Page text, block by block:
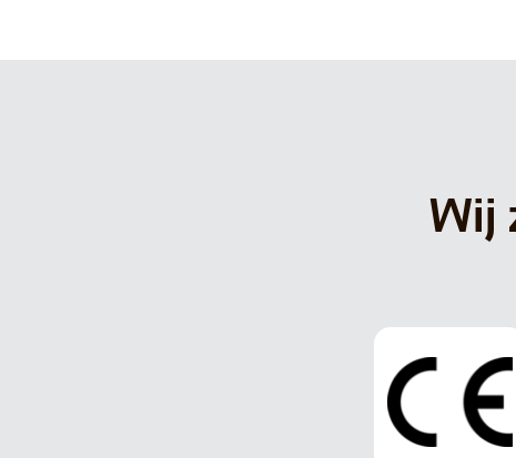
Wij